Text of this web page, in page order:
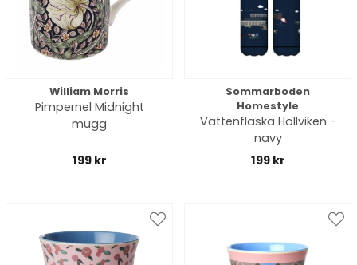
William Morris
Pimpernel Midnight
mugg
199 kr
Sommarboden
Homestyle
Vattenflaska Höllviken -
navy
199 kr